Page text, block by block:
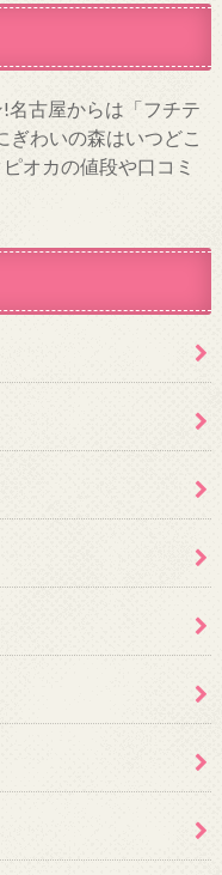
名古屋からは「フチテ
ぎわいの森はいつどこ
オカの値段や口コミ